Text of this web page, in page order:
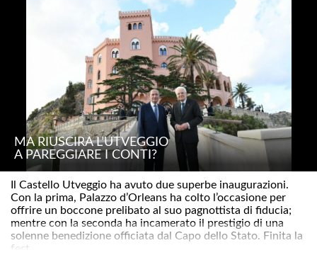
MA RIUSCIRÀ L’UTVEGGIO
A PAREGGIARE I CONTI?
Il Castello Utveggio ha avuto due superbe inaugurazioni.
Con la prima, Palazzo d’Orleans ha colto l’occasione per
offrire un boccone prelibato al suo pagnottista di fiducia;
mentre con la seconda ha incamerato il prestigio di una
solenne benedizione officiata dal Capo dello Stato. Finita la
fest..